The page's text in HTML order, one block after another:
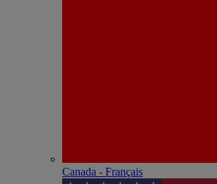
Canada - Français